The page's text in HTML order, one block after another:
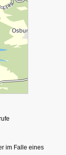
im Falle eines